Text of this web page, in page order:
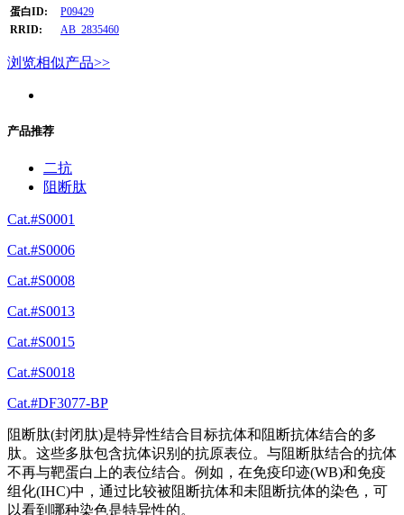
蛋白ID:
P09429
RRID:
AB_2835460
浏览相似产品>>
产品推荐
二抗
阻断肽
Cat.#S0001
Cat.#S0006
Cat.#S0008
Cat.#S0013
Cat.#S0015
Cat.#S0018
Cat.#DF3077-BP
阻断肽(封闭肽)是特异性结合目标抗体和阻断抗体结合的多
肽。这些多肽包含抗体识别的抗原表位。与阻断肽结合的抗体
不再与靶蛋白上的表位结合。例如，在免疫印迹(WB)和免疫
组化(IHC)中，通过比较被阻断抗体和未阻断抗体的染色，可
以看到哪种染色是特异性的。